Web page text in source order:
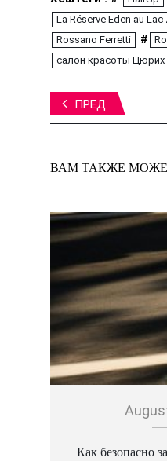
La Réserve Eden au Lac
Rossano Ferretti #
салон красоты Цюрих
ПРЕД
ВАМ ТАКЖЕ
Как безопасно